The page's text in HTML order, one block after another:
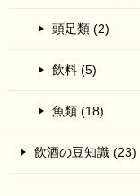
頭足類 (2)
飲料 (5)
魚類 (18)
飲酒の豆知識 (23)